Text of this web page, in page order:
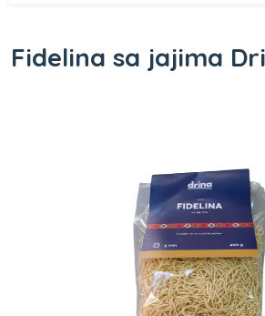
Fidelina sa jajima